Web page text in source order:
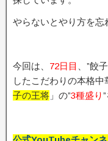
やらないとやり方を忘
今回は、 72日目
、”餃
したこだわりの本格
子の王将 」の”3種盛り